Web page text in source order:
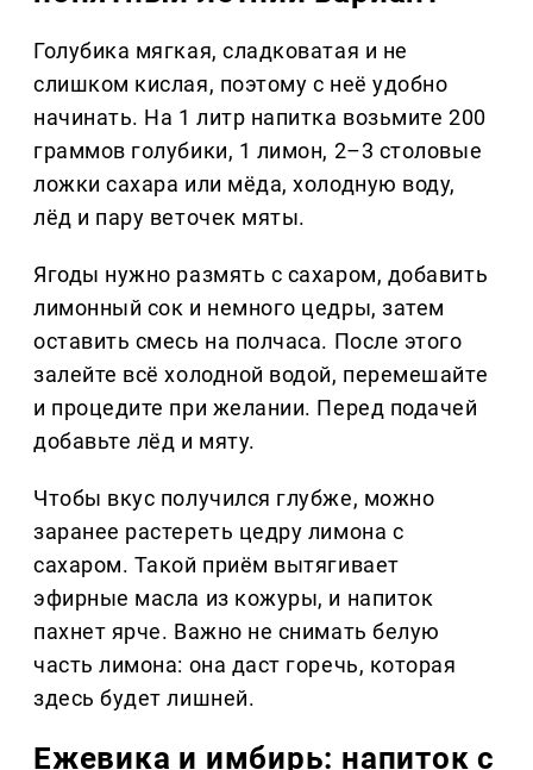
Голубика мягкая, сладковатая и не
слишком кислая, поэтому с неё удобно
начинать. На 1 литр напитка возьмите 200
граммов голубики, 1 лимон, 2–3 столовые
ложки сахара или мёда, холодную воду,
лёд и пару веточек мяты.
Ягоды нужно размять с сахаром, добавить
лимонный сок и немного цедры, затем
оставить смесь на полчаса. После этого
залейте всё холодной водой, перемешайте
и процедите при желании. Перед подачей
добавьте лёд и мяту.
Чтобы вкус получился глубже, можно
заранее растереть цедру лимона с
сахаром. Такой приём вытягивает
эфирные масла из кожуры, и напиток
пахнет ярче. Важно не снимать белую
часть лимона: она даст горечь, которая
здесь будет лишней.
Ежевика и имбирь: напиток с